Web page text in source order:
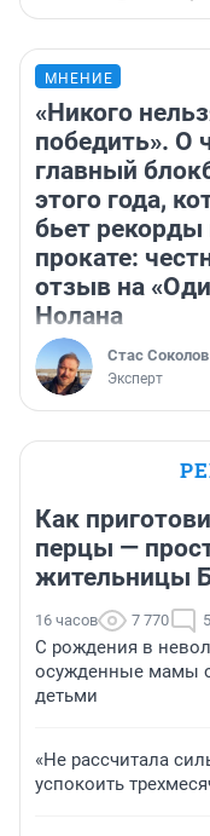
МНЕНИЕ
«Никого
победить». О
главный
этого года,
бьет рекорды
прокате:
отзыв на
Нолана
Стас Соколов
Эксперт
Как
перцы —
жительницы
16 часов 7 770 5
С рождения в
осужденные мамы
детьми
«Не рассчитала
успокоить